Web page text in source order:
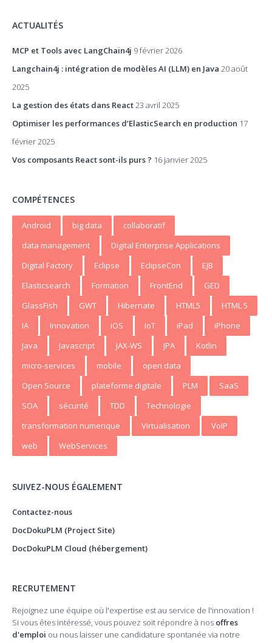
ACTUALITÉS
MCP et Tools avec LangChain4j 9 février 2026
Langchain4j : intégration de modèles AI (LLM) en Java 20 août
2025
La gestion des états dans React23 avril 2025
Optimiser les performances d’ElasticSearch en production 17
février 2025
Vos composants React sont-ils purs ? 16 janvier 2025
COMPÉTENCES
Android big data
collaboratif
data management
Digital Enterprise Applications
Digital Factory
Eclipse EclipseCon
EJB
Elasticsearch
Formation FrontEnd
GED
GlassFish
GWT Hibernate HTML5
HTML 5
IA
Innovation iOS IoT iPad
iPhone
Java
Javascript JAX-WS JPA
Kotlin
micro-services
mobile
open data
Open Source
plateforme digitale PLM
SaaS
SOA
sécurité TDD
Technologie
transformation numerique
Virtualisation
VoIP
web
WebServices
SUIVEZ-NOUS ÉGALEMENT
Contactez-nous
DocDokuPLM (Project Site)
DocDokuPLM Cloud (hébergement)
RECRUTEMENT
Rejoignez une équipe où l'expertise est au service de l'innovation !
Si vous êtes intéressé, vous pouvez soit répondre à nos offres
d'emploi ou nous laisser une candidature spontanée via notre